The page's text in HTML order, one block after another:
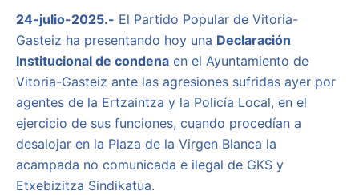
24-julio-2025.- El Partido Popular de Vitoria-
Gasteiz ha presentando hoy una Declaración
Institucional de condena en el Ayuntamiento de
Vitoria-Gasteiz ante las agresiones sufridas ayer por
agentes de la Ertzaintza y la Policía Local, en el
ejercicio de sus funciones, cuando procedían a
desalojar en la Plaza de la Virgen Blanca la
acampada no comunicada e ilegal de GKS y
Etxebizitza Sindikatua.